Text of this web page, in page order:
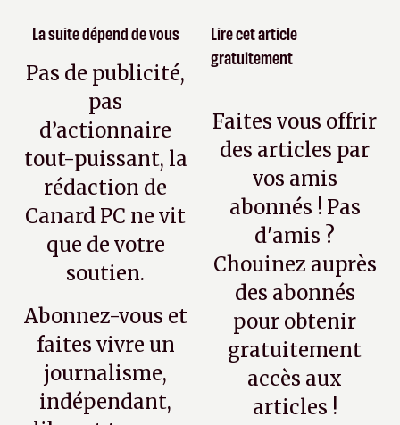
La suite dépend de vous
Pas de publicité,
pas
d’actionnaire
tout-puissant, la
rédaction de
Canard PC ne vit
que de votre
soutien.
Abonnez-vous et
faites vivre un
journalisme,
indépendant,
Lire cet article
gratuitement
Faites vous offrir
des articles par
vos amis
abonnés ! Pas
d'amis ?
Chouinez auprès
des abonnés
pour obtenir
gratuitement
accès aux
articles !